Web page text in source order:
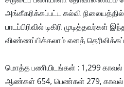
அங்கீகரிக்கப்பட்ட கல்வி நிலையத்தில்
பாடப்பிரிவில் டிகிரி முடித்தவர்கள்
விண்ணப்பிக்கலாம் எனத்
மொத்த பணியிடங்கள் : 1,299 காவல்
ஆண்கள் 654, பெண்கள் 279, காவல்